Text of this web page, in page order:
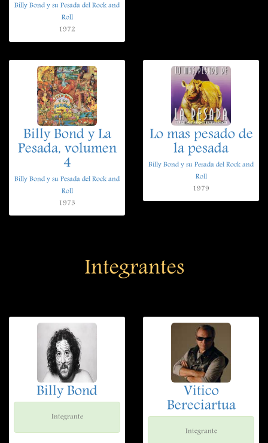
Billy Bond y su Pesada del Rock and
Roll
1972
Billy Bond y La
Pesada, volumen
4
Billy Bond y su Pesada del Rock and
Roll
1973
Lo mas pesado de
la pesada
Billy Bond y su Pesada del Rock and
Roll
1979
Integrantes
Billy Bond
Integrante
Vitico
Bereciartua
Integrante